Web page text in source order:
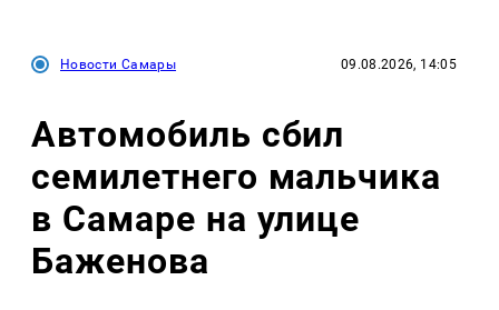
Новости Самары 09.08.2026, 14:05
Автомобиль сбил
семилетнего мальчика
в Самаре на улице
Баженова